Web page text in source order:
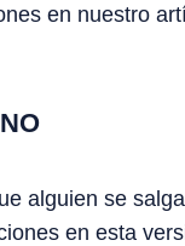
en nuestro
alguien se
en esta